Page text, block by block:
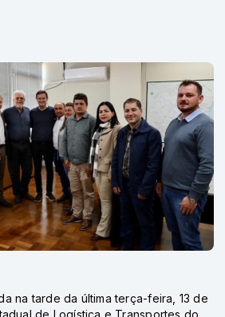
na tarde da última terça-feira, 13 de
de Logística e Transportes do